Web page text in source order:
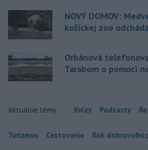
NOVÝ DOMOV:
košickej zoo
Orbánová
Tarabom o pomoci
Aktuálne témy: Kvízy Podcasty
Turizmus Cestovanie Rok